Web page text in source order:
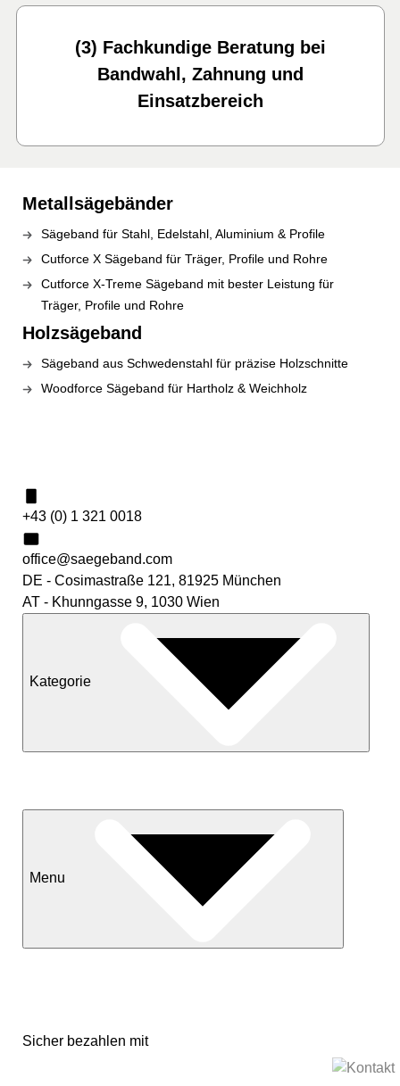
(3) Fachkundige Beratung bei
Bandwahl, Zahnung und
Einsatzbereich
Metallsägebänder
Sägeband für Stahl, Edelstahl, Aluminium & Profile
Cutforce X Sägeband für Träger, Profile und Rohre
Cutforce X-Treme Sägeband mit bester Leistung für
Träger, Profile und Rohre
Holzsägeband
Sägeband aus Schwedenstahl für präzise Holzschnitte
Woodforce Sägeband für Hartholz & Weichholz
+43 (0) 1 321 0018
office@saegeband.com
DE - Cosimastraße 121, 81925 München
AT - Khunngasse 9, 1030 Wien
Kategorie
Menu
Sicher bezahlen mit